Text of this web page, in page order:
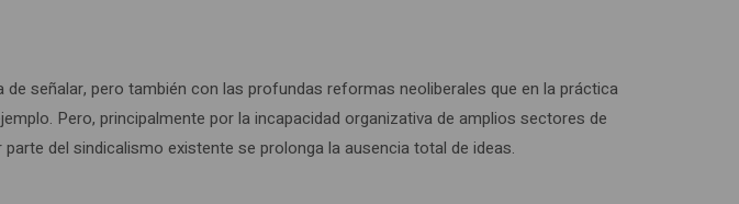
señalar, pero también con las profundas reformas neoliberales que en la práctica
Pero, principalmente por la incapacidad organizativa de amplios sectores de
del sindicalismo existente se prolonga la ausencia total de ideas.